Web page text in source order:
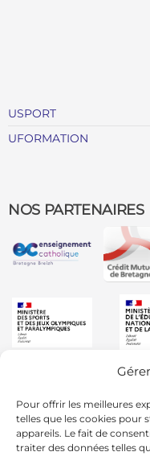
Pour offrir les meilleures
telles que les cookies pour
appareils. Le fait de
traiter des données telles
USPORT
UFORMATION
NOS PARTENAIRES